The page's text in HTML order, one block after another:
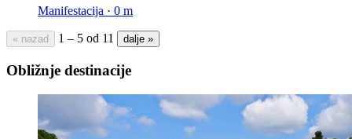
Manifestacija · 0 m
« nazad 1 – 5 od 11 dalje »
Obližnje destinacije